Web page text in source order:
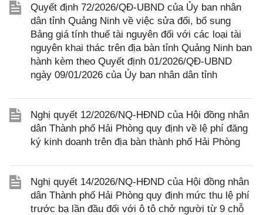
Quyết định 72/2026/QĐ-UBND của Ủy ban nhân
dân tỉnh Quảng Ninh về việc sửa đổi, bổ sung
Bảng giá tính thuế tài nguyên đối với các loại tài
nguyên khai thác trên địa bàn tỉnh Quảng Ninh ban
hành kèm theo Quyết định 01/2026/QĐ-UBND
ngày 09/01/2026 của Ủy ban nhân dân tỉnh
Nghị quyết 12/2026/NQ-HĐND của Hội đồng nhân
dân Thành phố Hải Phòng quy định về lệ phí đăng
ký kinh doanh trên địa bàn thành phố Hải Phòng
Nghị quyết 14/2026/NQ-HĐND của Hội đồng nhân
dân Thành phố Hải Phòng quy định mức thu lệ phí
trước bạ lần đầu đối với ô tô chở người từ 9 chỗ